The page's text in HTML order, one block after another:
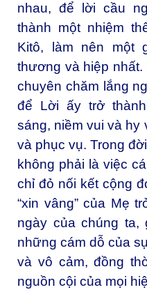
nhau, để lời cầu
thành một nhiệm
Kitô, làm nên một
thương và hiệp
chuyên chăm lắng
để Lời ấy trở
sáng, niềm vui và hy
và phục vụ. Trong
không phải là việc
chỉ đỏ nối kết cộng
“xin vâng” của Mẹ
ngày của chúng ta,
những cám dỗ của
và vô cảm, đồng
nguồn cội của mọi